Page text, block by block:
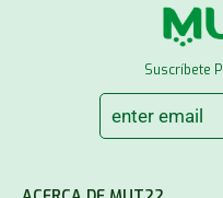
Suscríbete